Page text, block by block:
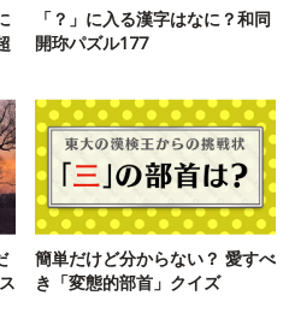
「？」に入る漢字はなに？和同
開珎パズル177
簡単だけど分からない？ 愛すべ
き「変態的部首」クイズ